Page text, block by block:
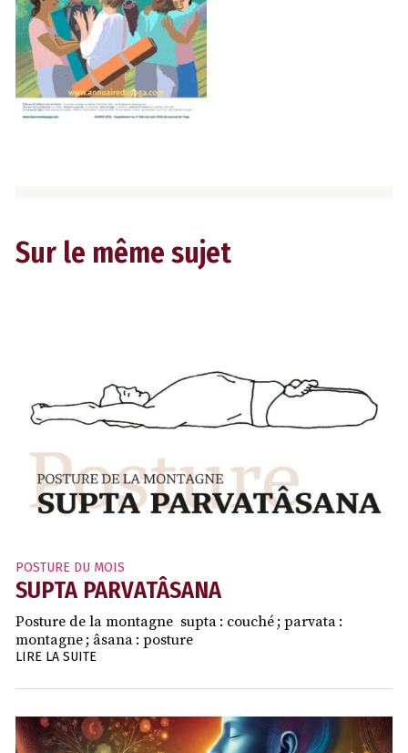
Sur le même sujet
POSTURE DU MOIS
SUPTA PARVATÂSANA
Posture de la montagne supta : couché ; parvata :
montagne ; âsana : posture
LIRE LA SUITE